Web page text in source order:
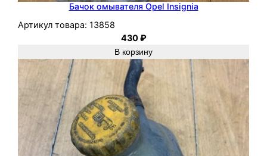
Бачок омывателя Opel Insignia
Артикул товара: 13858
430₽
В корзину